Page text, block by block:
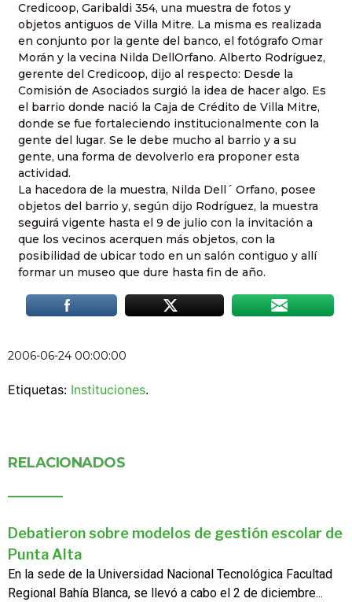
Credicoop, Garibaldi 354, una muestra de fotos y
objetos antiguos de Villa Mitre. La misma es realizada
en conjunto por la gente del banco, el fotógrafo Omar
Morán y la vecina Nilda DellOrfano. Alberto Rodríguez,
gerente del Credicoop, dijo al respecto: Desde la
Comisión de Asociados surgió la idea de hacer algo. Es
el barrio donde nació la Caja de Crédito de Villa Mitre,
donde se fue fortaleciendo institucionalmente con la
gente del lugar. Se le debe mucho al barrio y a su
gente, una forma de devolverlo era proponer esta
actividad.
La hacedora de la muestra, Nilda Dell´ Orfano, posee
objetos del barrio y, según dijo Rodríguez, la muestra
seguirá vigente hasta el 9 de julio con la invitación a
que los vecinos acerquen más objetos, con la
posibilidad de ubicar todo en un salón contiguo y allí
formar un museo que dure hasta fin de año.
2006-06-24 00:00:00
Etiquetas: Instituciones.
RELACIONADOS
Debatieron sobre modelos de gestión escolar de
Punta Alta
En la sede de la Universidad Nacional Tecnológica Facultad
Regional Bahía Blanca, se llevó a cabo el 2 de diciembre...